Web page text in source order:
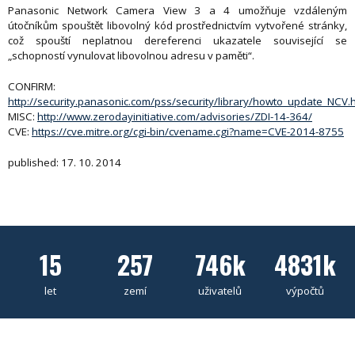
Panasonic Network Camera View 3 a 4 umožňuje vzdáleným
útočníkům spouštět libovolný kód prostřednictvím vytvořené stránky,
což spouští neplatnou dereferenci ukazatele související se
„schopností vynulovat libovolnou adresu v paměti“.
CONFIRM:
http://security.panasonic.com/pss/security/library/
MISC: http://www.zerodayinitiative.com/advisories/ZDI-14-364/
CVE: https://cve.mitre.org/cgi-bin/cvename.cgi?name=CVE-2014-8755
published: 17. 10. 2014
15
let
257
zemí
746k
uživatelů
4831k
výpočtů